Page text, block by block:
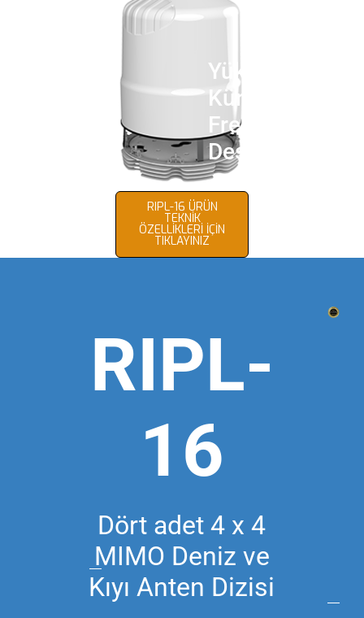
Kıyıdan Uzak
Mesafelerde
Çoklu LTE /
5G Yayım
RIPL-16 ÜRÜN
TEKNİK
ÖZELLİKLERİ İÇİN
TIKLAYINIZ
Yüksek Hız
Küresel
Frekans
Desteği
RIPL-
16
Dört adet 4 x 4
MIMO Deniz ve
Kıyı Anten Dizisi